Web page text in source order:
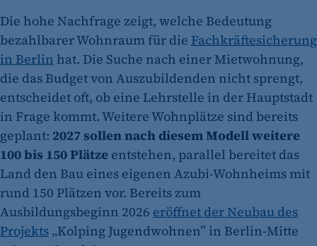
Die hohe Nachfrage zeigt, welche Bedeutung
bezahlbarer Wohnraum für die Fachkräftesicherung
in Berlin hat. Die Suche nach einer Mietwohnung,
die das Budget von Auszubildenden nicht sprengt,
entscheidet oft, ob eine Lehrstelle in der Hauptstadt
in Frage kommt. Weitere Wohnplätze sind bereits
geplant: 2027 sollen nach diesem Modell weitere
100 bis 150 Plätze entstehen, parallel bereitet das
Land den Bau eines eigenen Azubi-Wohnheims mit
rund 150 Plätzen vor. Bereits zum
Ausbildungsbeginn 2026 eröffnet der Neubau des
Projekts „Kolping Jugendwohnen” in Berlin-Mitte